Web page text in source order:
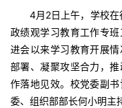
4月2日上午，学校在
政绩观学习教育工作专
进会以来学习教育开展
部署、凝聚攻坚合力，
作落地见效。校党委副
委、组织部部长何小明主